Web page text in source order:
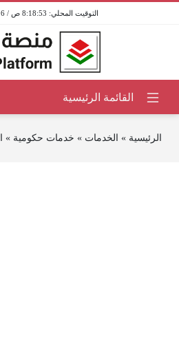
8:18:53 ص / 6 أغسطس 2026
الرئيسية » الخدمات » خدمات حكومية »